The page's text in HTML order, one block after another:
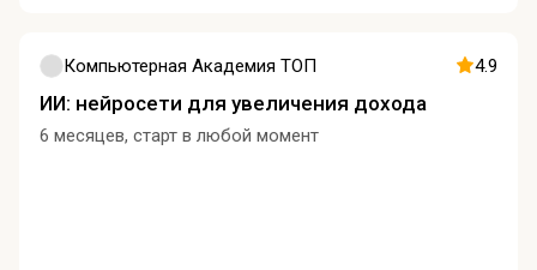
Компьютерная Академия ТОП 4.9
ИИ: нейросети для увеличения дохода
6 месяцев, старт в любой момент